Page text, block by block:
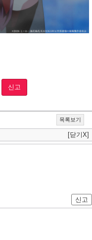
신고
목록보기
[닫기X]
신고